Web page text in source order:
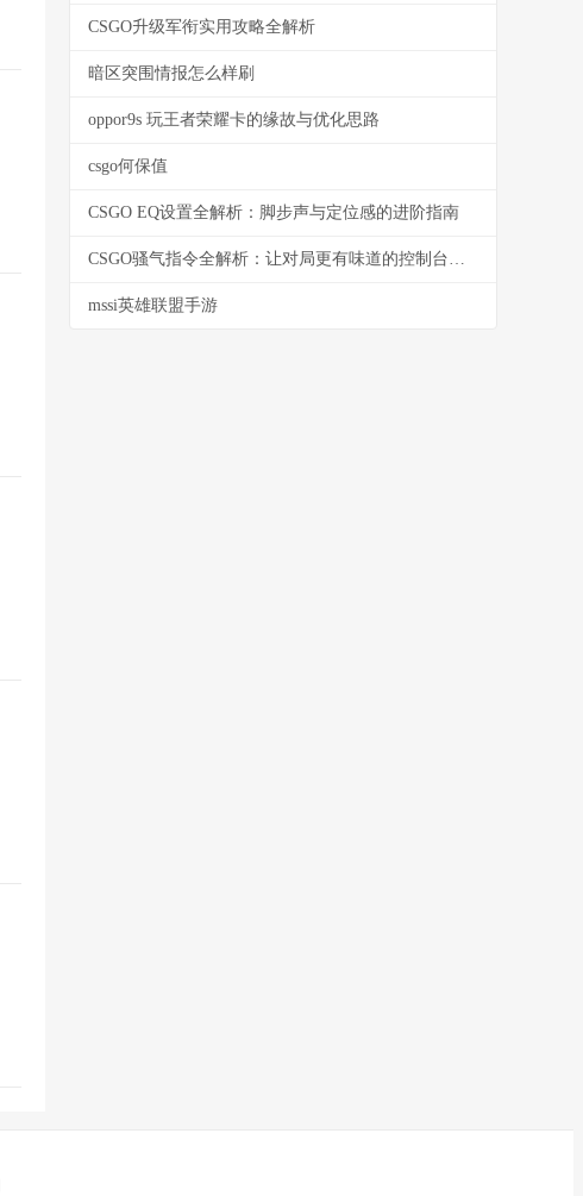
CSGO升级军衔实用攻略全解析
暗区突围情报怎么样刷
oppor9s 玩王者荣耀卡的缘故与优化思路
csgo何保值
CSGO EQ设置全解析：脚步声与定位感的进阶指南
CSGO骚气指令全解析：让对局更有味道的控制台玩法
mssi英雄联盟手游